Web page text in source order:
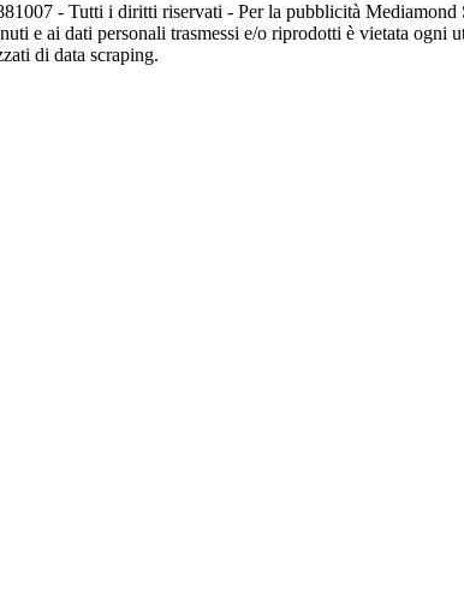
- Tutti i diritti riservati - Per la pubblicità
e ai dati personali trasmessi e/o riprodotti è vietata ogni
di data scraping.